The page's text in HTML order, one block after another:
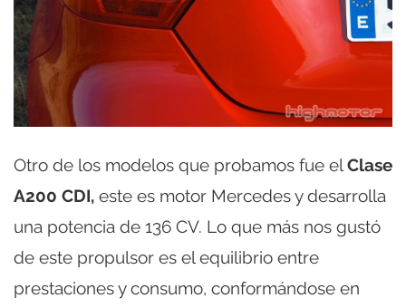
Otro de los modelos que probamos fue elClase
A200 CDI, este es motor Mercedes y desarrolla
una potencia de 136 CV. Lo que más nos gustó
de este propulsor es el equilibrio entre
prestaciones y consumo, conformándose en